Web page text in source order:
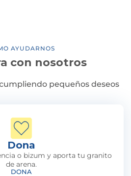
AYUDARNOS
con nosotros
pequeños deseos
Dona
o bizum y aporta tu granito
de arena.
DONA